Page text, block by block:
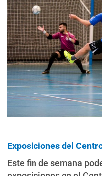
Exposiciones del
Este fin de semana